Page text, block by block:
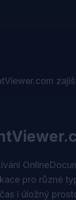
pro různé
i úložný